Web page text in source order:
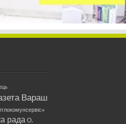
Вараш
рада О.